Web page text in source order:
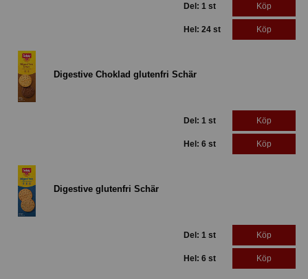
Del: 1 st Köp
Hel: 24 st Köp
Digestive Choklad glutenfri Schär
Del: 1 st Köp
Hel: 6 st Köp
Digestive glutenfri Schär
Del: 1 st Köp
Hel: 6 st Köp